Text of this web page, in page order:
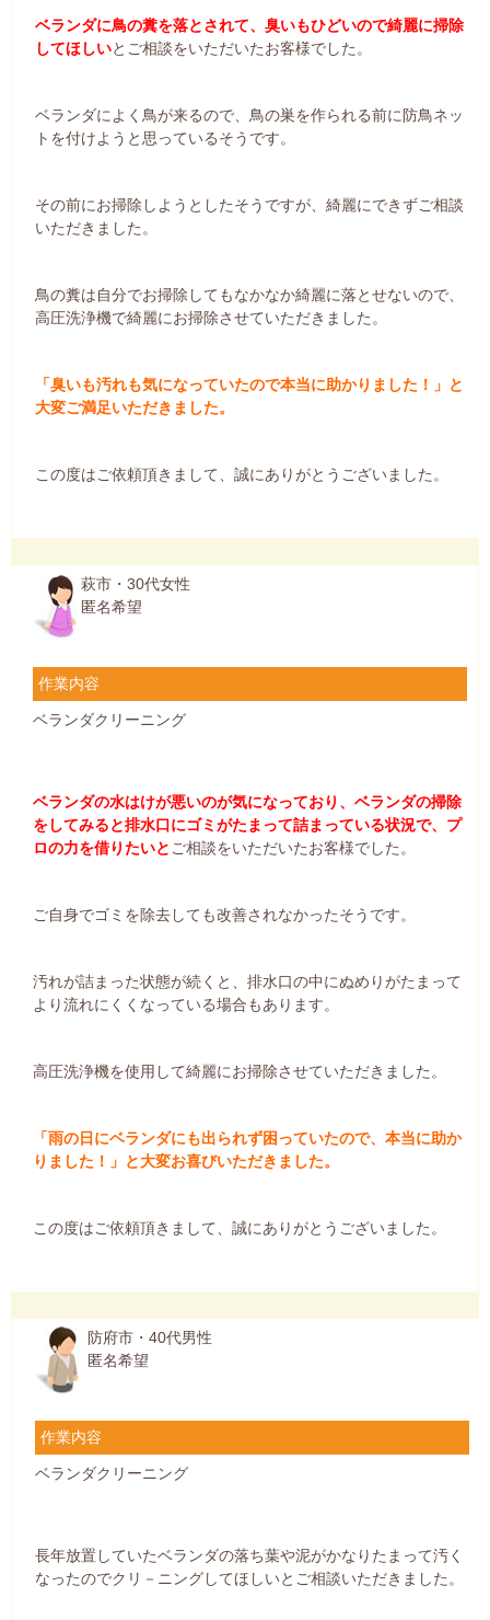
ベランダに鳥の糞を落とされて、臭いもひどいので綺麗に掃除
してほしいとご相談をいただいたお客様でした。
ベランダによく鳥が来るので、鳥の巣を作られる前に防鳥ネッ
トを付けようと思っているそうです。
その前にお掃除しようとしたそうですが、綺麗にできずご相談
いただきました。
鳥の糞は自分でお掃除してもなかなか綺麗に落とせないので、
高圧洗浄機で綺麗にお掃除させていただきました。
「臭いも汚れも気になっていたので本当に助かりました！」と
大変ご満足いただきました。
この度はご依頼頂きまして、誠にありがとうございました。
萩市・30代女性
匿名希望
作業内容
ベランダクリーニング
ベランダの水はけが悪いのが気になっており、ベランダの掃除
をしてみると排水口にゴミがたまって詰まっている状況で、プ
ロの力を借りたいとご相談をいただいたお客様でした。
ご自身でゴミを除去しても改善されなかったそうです。
汚れが詰まった状態が続くと、排水口の中にぬめりがたまって
より流れにくくなっている場合もあります。
高圧洗浄機を使用して綺麗にお掃除させていただきました。
「雨の日にベランダにも出られず困っていたので、本当に助か
りました！」と大変お喜びいただきました。
この度はご依頼頂きまして、誠にありがとうございました。
防府市・40代男性
匿名希望
作業内容
ベランダクリーニング
長年放置していたベランダの落ち葉や泥がかなりたまって汚く
なったのでクリ－ニングしてほしいとご相談いただきました。